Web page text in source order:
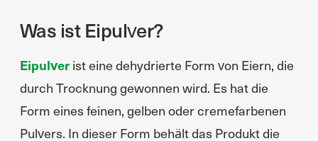
Was ist Eipulver?
Eipulver ist eine dehydrierte Form von Eiern, die
durch Trocknung gewonnen wird. Es hat die
Form eines feinen, gelben oder cremefarbenen
Pulvers. In dieser Form behält das Produkt die